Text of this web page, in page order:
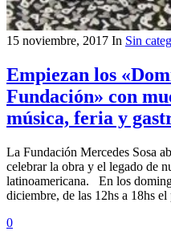
15 noviembre, 2017 In Sin
Empiezan los
Fundación» con
música, feria y
La Fundación Mercedes Sosa
celebrar la obra y el legado de
latinoamericana. En los
diciembre, de las 12hs a 18hs
0